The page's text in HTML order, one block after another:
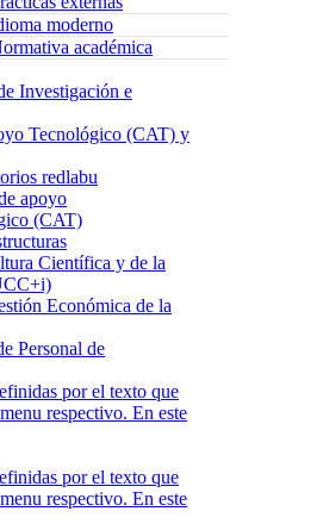
moderno
académica
Investigación e
Tecnológico (CAT) y
redlabu
apoyo
(CAT)
Científica y de la
Económica de la
Personal de